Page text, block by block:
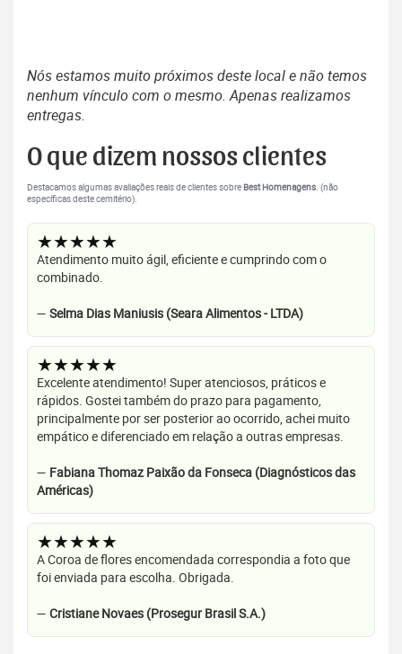
Nós estamos muito próximos deste local e não temos
nenhum vínculo com o mesmo. Apenas realizamos
entregas.
O que dizem nossos clientes
Destacamos algumas avaliações reais de clientes sobreBest Homenagens . (não
específicas deste cemitério).
★★★★★
Atendimento muito ágil, eficiente e cumprindo com o
combinado.
— Selma Dias Maniusis (Seara Alimentos - LTDA)
★★★★★
Excelente atendimento! Super atenciosos, práticos e
rápidos. Gostei também do prazo para pagamento,
principalmente por ser posterior ao ocorrido, achei muito
empático e diferenciado em relação a outras empresas.
— Fabiana Thomaz Paixão da Fonseca (Diagnósticos das
Américas)
★★★★★
A Coroa de flores encomendada correspondia a foto que
foi enviada para escolha. Obrigada.
— Cristiane Novaes (Prosegur Brasil S.A.)